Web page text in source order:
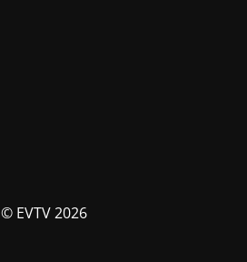
© EVTV 2026